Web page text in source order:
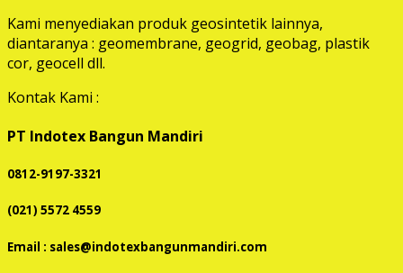
Kami menyediakan produk geosintetik lainnya,
diantaranya : geomembrane, geogrid, geobag, plastik
cor, geocell dll.
Kontak Kami :
PT Indotex Bangun Mandiri
0812-9197-3321
(021) 5572 4559
Email : sales@indotexbangunmandiri.com